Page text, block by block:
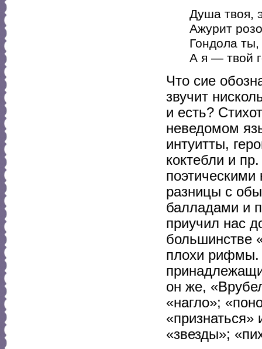
Душа твоя,
Ажурит
Гондола
А я — твой
Что сие
звучит
и есть?
неведомом
интуитты,
коктебли и
поэтическими
разницы с
балладами и
приучил нас
большинстве
плохи рифмы.
он же,
«нагло»;
«звезды»;